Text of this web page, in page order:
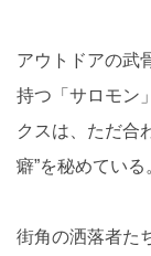
アウトドアの武
持つ「サロモン
クスは、ただ合
癖”を秘めている
街角の洒落者た